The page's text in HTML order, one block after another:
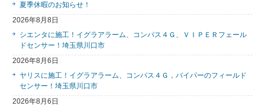
夏季休暇のお知らせ！
2026年8月8日
シエンタに施工！イグラアラーム、コンパス４Ｇ、ＶＩＰＥＲフェール
ドセンサー！埼玉県川口市
2026年8月6日
ヤリスに施工！イグラアラーム、コンパス４Ｇ，バイパーのフィールド
センサー！埼玉県川口市
2026年8月6日